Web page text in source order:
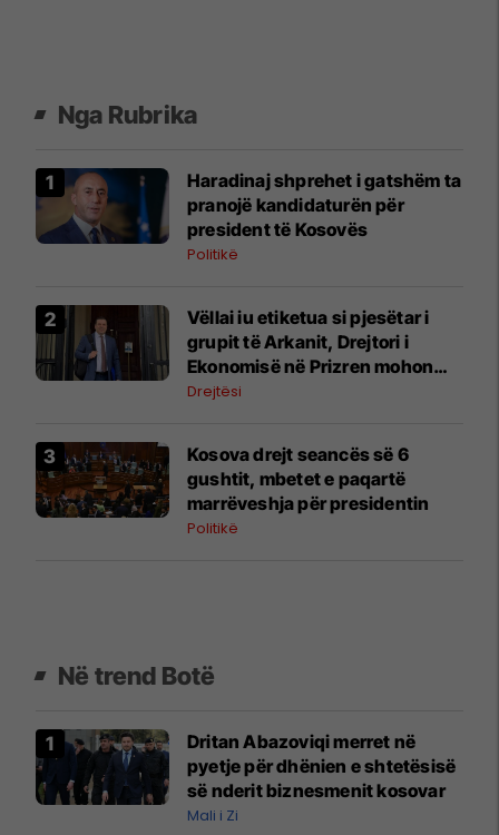
Nga Rubrika
Haradinaj shprehet i gatshëm ta
pranojë kandidaturën për
president të Kosovës
Politikë
Vëllai iu etiketua si pjesëtar i
grupit të Arkanit, Drejtori i
Ekonomisë në Prizren mohon
pretendimet
Drejtësi
Kosova drejt seancës së 6
gushtit, mbetet e paqartë
marrëveshja për presidentin
Politikë
Në trend Botë
Dritan Abazoviqi merret në
pyetje për dhënien e shtetësisë
së nderit biznesmenit kosovar
Mali i Zi